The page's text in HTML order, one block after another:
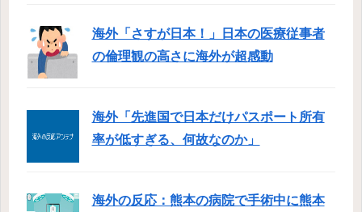
海外「さすが日本！」日本の医療従事者
の倫理観の高さに海外が超感動
海外「先進国で日本だけパスポート所有
率が低すぎる、何故なのか」
海外の反応：熊本の病院で手術中に熊本